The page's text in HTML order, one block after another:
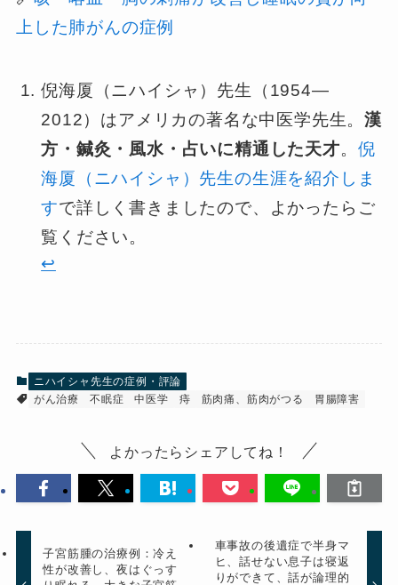
上した肺がんの症例
倪海厦（ニハイシャ）先生（1954—
2012）はアメリカの著名な中医学先生。漢
方・鍼灸・風水・占いに精通した天才。 倪
海厦（ニハイシャ）先生の生涯を紹介しま
すで詳しく書きましたので、よかったらご
覧ください。
↩︎
ニハイシャ先生の症例・評論
がん治療
不眠症 中医学 痔 筋肉痛、筋肉がつる 胃腸障害
よかったらシェアしてね！
子宮筋腫の治療例：冷え
性が改善し、夜はぐっす
車事故の後遺症で半身マ
ヒ、話せない息子は寝返
りができて、話が論理的